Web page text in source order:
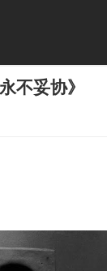
不妥协》